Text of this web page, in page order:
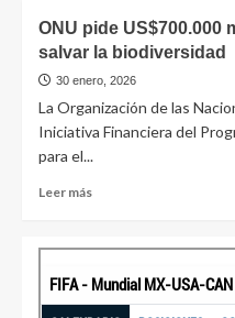
ONU pide US$700.000
salvar la biodiversidad
30 enero, 2026
La Organización de las
Iniciativa Financiera del
para el...
Leer más